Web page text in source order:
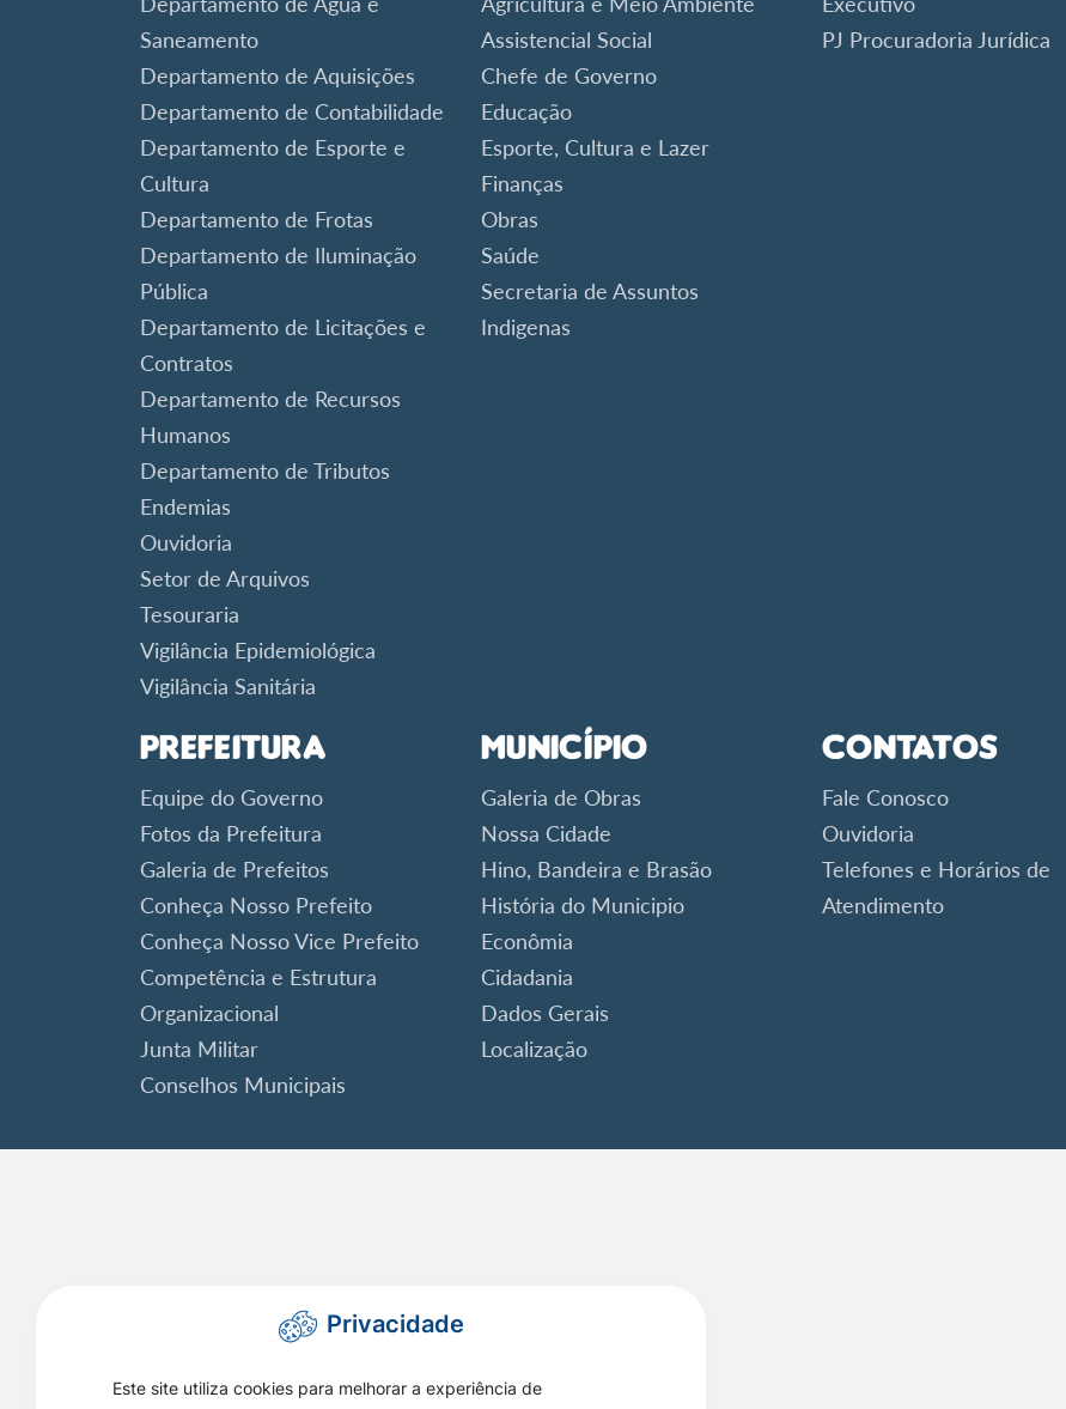
Saneamento
Departamento de Aquisições
Departamento de Contabilidade
Departamento de Esporte e
Cultura
Departamento de Frotas
Departamento de Iluminação
Pública
Departamento de Licitações e
Contratos
Departamento de Recursos
Humanos
Departamento de Tributos
Endemias
Ouvidoria
Setor de Arquivos
Tesouraria
Vigilância Epidemiológica
Vigilância Sanitária
Assistencial Social
Chefe de Governo
Educação
Esporte, Cultura e Lazer
Finanças
Obras
Saúde
Secretaria de Assuntos
Indigenas
PJ Procuradoria Jurídica
Prefeitura
Equipe do Governo
Fotos da Prefeitura
Galeria de Prefeitos
Conheça Nosso Prefeito
Conheça Nosso Vice Prefeito
Competência e Estrutura
Organizacional
Junta Militar
Conselhos Municipais
Município
Galeria de Obras
Nossa Cidade
Hino, Bandeira e Brasão
História do Municipio
Econômia
Cidadania
Dados Gerais
Localização
Contatos
Fale Conosco
Ouvidoria
Telefones e Horários de
Atendimento
Privacidade
Este site utiliza cookies para melhorar a experiência de